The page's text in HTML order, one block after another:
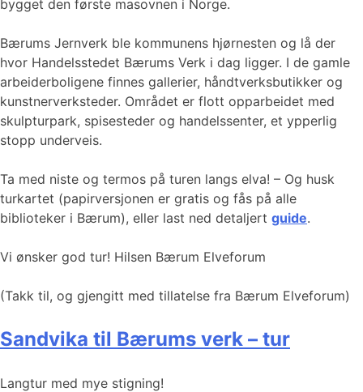
bygget den første masovnen i Norge.
Bærums Jernverk ble kommunens hjørnesten og lå der
hvor Handelsstedet Bærums Verk i dag ligger. I de gamle
arbeiderboligene finnes gallerier, håndtverksbutikker og
kunstnerverksteder. Området er flott opparbeidet med
skulpturpark, spisesteder og handelssenter, et ypperlig
stopp underveis.
Ta med niste og termos på turen langs elva! – Og husk
turkartet (papirversjonen er gratis og fås på alle
biblioteker i Bærum), eller last ned detaljert guide.
Vi ønsker god tur! Hilsen Bærum Elveforum
(Takk til, og gjengitt med tillatelse fra Bærum Elveforum)
Sandvika til Bærums verk – tur
Langtur med mye stigning!